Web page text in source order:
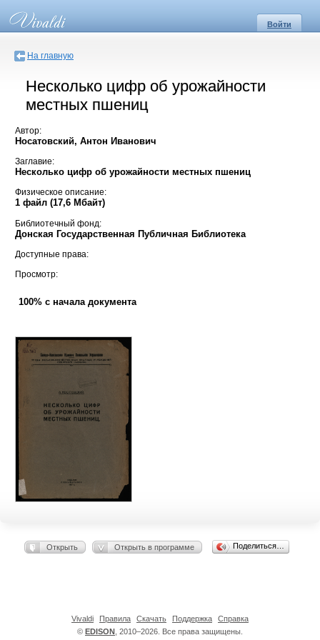
Войти
На главную
Несколько цифр об урожайности
местных пшениц
Автор:
Носатовский, Антон Иванович
Заглавие:
Несколько цифр об урожайности местных пшениц
Физическое описание:
1 файл (17,6 Мбайт)
Библиотечный фонд:
Донская Государственная Публичная Библиотека
Доступные права:
Просмотр:
100% с начала документа
Открыть Открыть в программе Поделиться…
© EDISON , 2010–2026. Все права защищены.
Vivaldi Правила Скачать Поддержка Справка